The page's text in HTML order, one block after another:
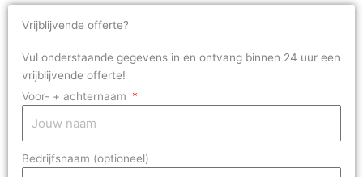
Vrijblijvende offerte?
Vul onderstaande gegevens in en ontvang binnen 24 uur een
vrijblijvende offerte!
Voor- + achternaam
Bedrijfsnaam (optioneel)